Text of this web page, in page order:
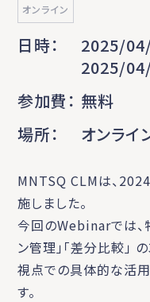
オンライン
日時
2025/
2025/
参加費
無料
場所
オンライ
MNTSQ CLMは、
施しました。
今回のWebinarでは、
ン管理」「差分比較」
視点での具体的な活
す。